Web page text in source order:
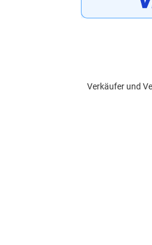
Verkäufer und